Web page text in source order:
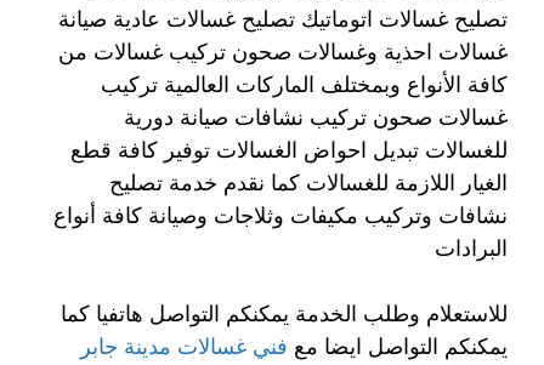
تصليح غسالات اتوماتيك تصليح غسالات عادية صيانة
غسالات احذية وغسالات صحون تركيب غسالات من
كافة الأنواع وبمختلف الماركات العالمية تركيب
غسالات صحون تركيب نشافات صيانة دورية
للغسالات تبديل احواض الغسالات توفير كافة قطع
الغيار اللازمة للغسالات كما نقدم خدمة تصليح
نشافات وتركيب مكيفات وثلاجات وصيانة كافة أنواع
البرادات
للاستعلام وطلب الخدمة يمكنكم التواصل هاتفيا كما
يمكنكم التواصل ايضا مع فني غسالات مدينة جابر